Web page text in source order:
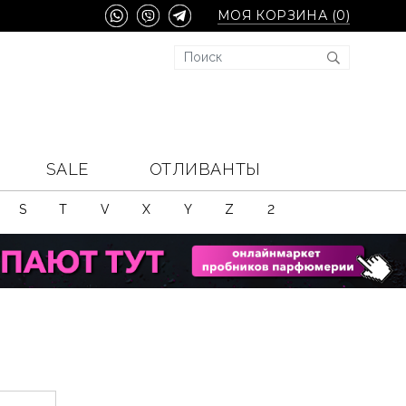
МОЯ КОРЗИНА (0)
SALE ОТЛИВАНТЫ
S T V X Y Z 2